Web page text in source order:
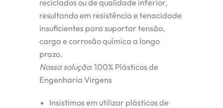
reciclados ou de qualidade inferior,
resultando em resistência e tenacidade
insuficientes para suportar tensão,
carga e corrosão química a longo
prazo.
Nossa solução: 100% Plásticos de
Engenharia Virgens
Insistimos em utilizar plásticos de